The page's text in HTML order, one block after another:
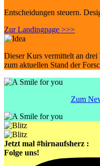
Entscheidungen steuern.
Zur Landingpage >>>
Dieser Kurs vermittelt an drei
zum aktuellen Stand der
Zum
Jetzt mal #hirnaufsherz :
Folge uns!